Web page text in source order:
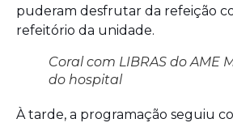
puderam desfrutar da refeição
refeitório da unidade.
Coral com LIBRAS do AME
do hospital
À tarde, a programação seguiu